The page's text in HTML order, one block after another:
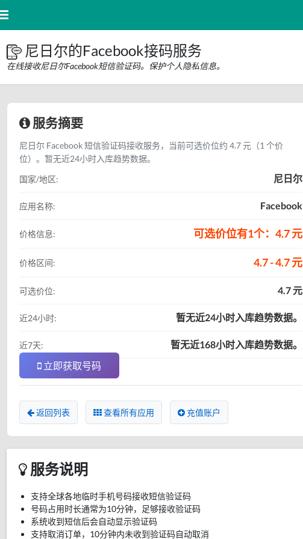
尼日尔的Facebook接码服务
在线接收尼日尔Facebook短信验证码。保护个人隐私信息。
服务摘要
尼日尔 Facebook 短信验证码接收服务，当前可选价位约 4.7 元（1 个价
位）。暂无近24小时入库趋势数据。
国家/地区:
尼日尔
应用名称: Facebook
价格信息: 可选价位有1个：4.7 元
价格区间: 4.7 - 4.7 元
可选价位: 4.7 元
近24小时: 暂无近24小时入库趋势数据。
近7天:
暂无近168小时入库趋势数据。
立即获取号码
返回列表 查看所有应用 充值账户
服务说明
支持全球各地临时手机号码接收短信验证码
号码占用时长通常为10分钟，足够接收验证码
系统收到短信后会自动显示验证码
支持取消订单，10分钟内未收到验证码自动取消